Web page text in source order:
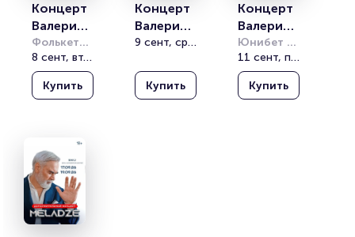
Концерт
Валерия
Меладзе
Фолькетеатрет
(Folketeateret)
8 сент, вт, 20:00
Купить
Концерт
Валерия
Меладзе9 сент, ср, 20:00
Купить
Концерт
Валерия
Меладзе
Юнибет
Арена
(Unibet
Arena)
11 сент, пт, 20:00
Купить